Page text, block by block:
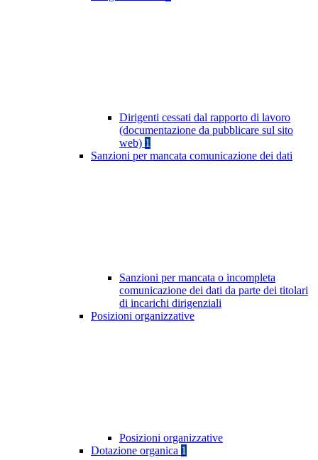
Dirigenti cessati dal rapporto di lavoro
(documentazione da pubblicare sul sito
web) 1
Sanzioni per mancata comunicazione dei dati
Sanzioni per mancata o incompleta
comunicazione dei dati da parte dei titolari
di incarichi dirigenziali
Posizioni organizzative
Posizioni organizzative
Dotazione organica 1